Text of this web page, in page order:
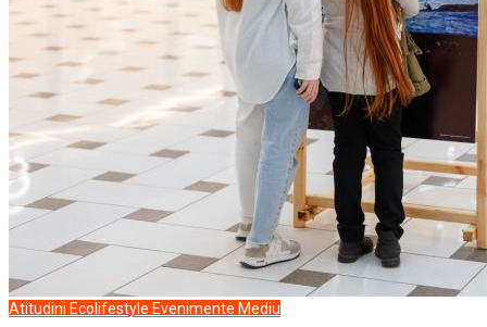
Atitudini Ecolifestyle Evenimente Mediu